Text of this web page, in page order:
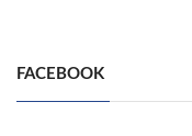
FACEBOOK